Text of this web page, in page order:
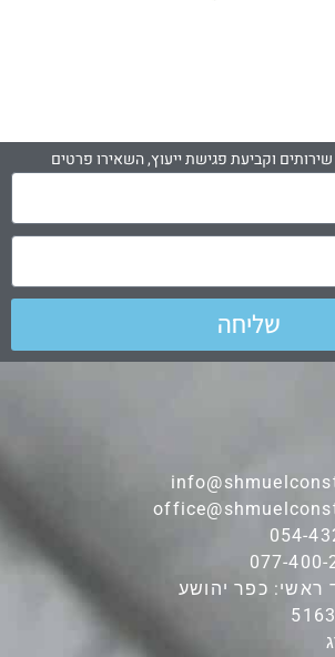
וקביעת פגישת ייעוץ, השאירו פרטים
שליחה
ראשי: כפר יהושע